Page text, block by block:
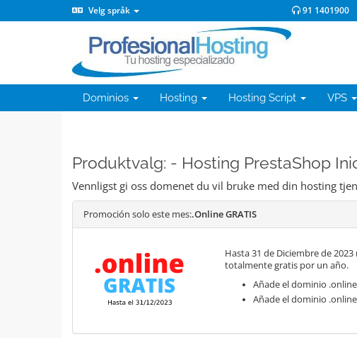
Velg språk 91 1401900
Dominios Hosting Hosting Script VPS
Produktvalg: - Hosting PrestaShop
Vennligst gi oss domenet du vil bruke med din hosting
Promoción solo este mes:.Online GRATIS
Hasta 31 de Diciembre de
totalmente gratis por un año.
Añade el dominio
Añade el dominio